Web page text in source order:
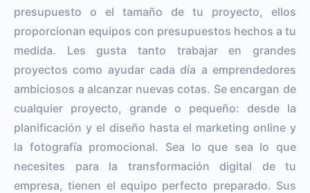
presupuesto o el tamaño de tu proyecto, ellos
proporcionan equipos con presupuestos hechos a tu
medida. Les gusta tanto trabajar en grandes
proyectos como ayudar cada día a emprendedores
ambiciosos a alcanzar nuevas cotas. Se encargan de
cualquier proyecto, grande o pequeño: desde la
planificación y el diseño hasta el marketing online y
la fotografía promocional. Sea lo que sea lo que
necesites para la transformación digital de tu
empresa, tienen el equipo perfecto preparado. Sus